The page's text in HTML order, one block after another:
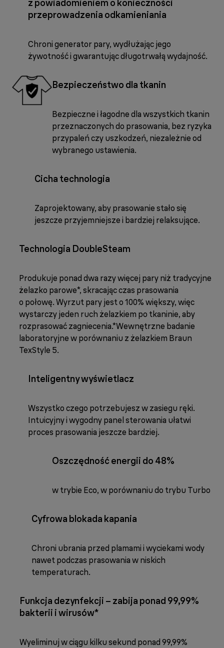
z powiadomieniem o konieczności
przeprowadzenia odkamieniania
Chroni generator pary, wydłużając jego
żywotność i gwarantując długotrwałą wydajność.
Bezpieczeństwo dla tkanin
Bezpieczne i łagodne dla wszystkich tkanin
przeznaczonych do prasowania, bez ryzyka
przypaleń czy uszkodzeń, niezależnie od
wybranego ustawienia.
Cicha technologia
Zaprojektowany, aby prasowanie stało się
jeszcze przyjemniejsze i bardziej relaksujące.
Technologia DoubleSteam
Produkuje ponad dwa razy więcej pary niż tradycyjne
żelazko parowe*, skracając czas prasowania
o połowę. Wyrzut pary jest o 100% większy, więc
wystarczy jeden ruch żelazkiem po tkaninie, aby
rozprasować zagniecenia.*Wewnętrzne badanie
laboratoryjne w porównaniu z żelazkiem Braun
TexStyle 5.
Inteligentny wyświetlacz
Wszystko czego potrzebujesz w zasiegu ręki.
Intuicyjny i wygodny panel sterowania ułatwi
proces prasowania jeszcze bardziej.
Oszczędność energii do 48%
w trybie Eco, w porównaniu do trybu Turbo
Cyfrowa blokada kapania
Chroni ubrania przed plamami i wyciekami wody
nawet podczas prasowania w niskich
temperaturach.
Funkcja dezynfekcji – zabija ponad 99,99%
bakterii i wirusów*
Wyeliminuj w ciągu kilku sekund ponad 99,99%